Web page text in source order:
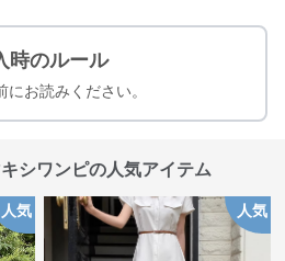
時のルール
にお読みください。
シワンピの人気アイテム
人気 人気